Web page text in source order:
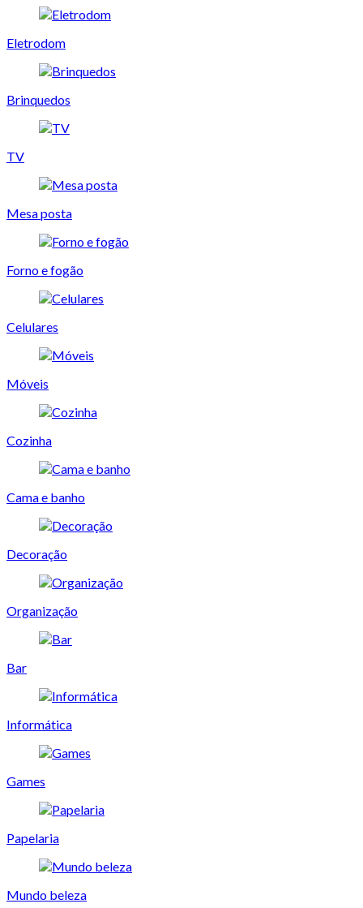
Eletrodom
Brinquedos
TV
Mesa posta
Forno e fogão
Celulares
Móveis
Cozinha
Cama e banho
Decoração
Organização
Bar
Informática
Games
Papelaria
Mundo beleza